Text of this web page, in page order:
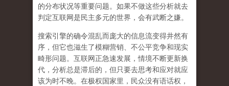
的分布状况等重要问题。 如果不做这些分析就去
判定互联网是民主多元的世界，会有武断之嫌。
搜索引擎的确令混乱而庞大的信息流变得井然有
序，但它也滋生了模糊营销、不公平竞争和现实
畸形问题。互联网正急速发展，情境不断更新换
代，分析总是滞后的，但只要去思考和应对就应
该为时不晚。在极权国家里，民众没有语话权，